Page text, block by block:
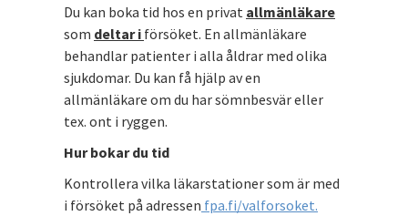
Du kan boka tid hos en privat allmänläkare
som deltar i försöket. En allmänläkare
behandlar patienter i alla åldrar med olika
sjukdomar. Du kan få hjälp av en
allmänläkare om du har sömnbesvär eller
tex. ont i ryggen.
Hur bokar du tid
Kontrollera vilka läkarstationer som är med
i försöket på adressen fpa.fi/valforsoket.